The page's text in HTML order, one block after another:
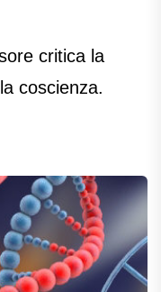
critica la
coscienza.